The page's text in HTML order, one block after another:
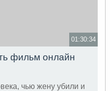
01:30:34
фильм онлайн
чью жену убили и